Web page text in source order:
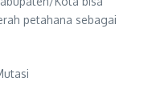
petahana sebagai